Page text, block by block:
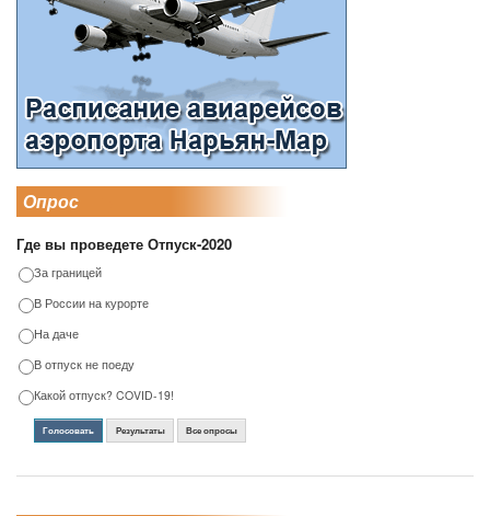
Опрос
Где вы проведете Отпуск-2020
За границей
В России на курорте
На даче
В отпуск не поеду
Какой отпуск? COVID-19!
Голосовать Результаты Все опросы